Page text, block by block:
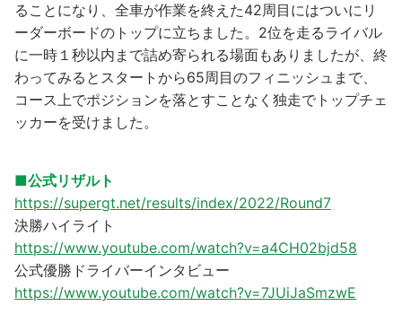
ることになり、全車が作業を終えた42周目にはついにリ
ーダーボードのトップに立ちました。2位を走るライバル
に一時１秒以内まで詰め寄られる場面もありましたが、終
わってみるとスタートから65周目のフィニッシュまで、
コース上でポジションを落とすことなく独走でトップチェ
ッカーを受けました。
■公式リザルト
https://supergt.net/results/index/2022/Round7
決勝ハイライト
https://www.youtube.com/watch?v=a4CH02bjd58
公式優勝ドライバーインタビュー
https://www.youtube.com/watch?v=7JUiJaSmzwE